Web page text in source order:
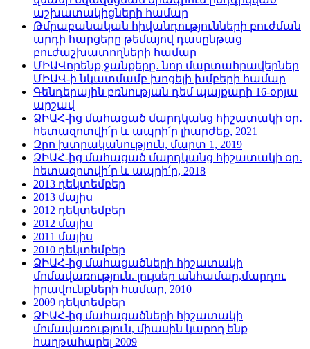
աշխատակիցների համար
Թմրաբանական հիվանդությունների բուժման
արդի հարցերը թեմայով դասընթաց
բուժաշխատողների համար
ՄԻԱՎորենք ջանքերը․ նոր մարտահրավերներ
ՄԻԱՎ-ի նկատմամբ խոցելի խմբերի համար
Գենդերային բռնության դեմ պայքարի 16-օրյա
արշավ
ՁԻԱՀ-ից մահացած մարդկանց հիշատակի օր․
հետազոտվի՛ր և ապրի՛ր լիարժեք, 2021
Զրո խտրականություն, մարտ 1, 2019
ՁԻԱՀ-ից մահացած մարդկանց հիշատակի օր․
հետազոտվի՛ր և ապրի՛ր, 2018
2013 դեկտեմբեր
2013 մայիս
2012 դեկտեմբեր
2012 մայիս
2011 մայիս
2010 դեկտեմբեր
ՁԻԱՀ-ից մահացածների հիշատակի
մոմավառություն. լույսեր անհամար,մարդու
իրավունքների համար, 2010
2009 դեկտեմբեր
ՁԻԱՀ-ից մահացածների հիշատակի
մոմավառություն, միասին կարող ենք
հաղթահարել 2009